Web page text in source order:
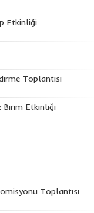
Etkinliği
Toplantısı
Birim Etkinliği
Toplantısı